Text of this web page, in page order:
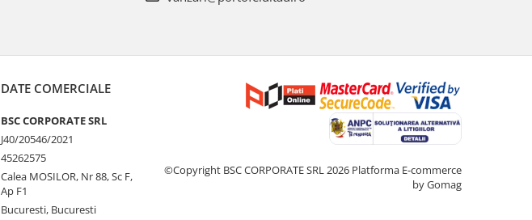
DATE COMERCIALE
BSC CORPORATE SRL
J40/20546/2021
45262575
Calea MOSILOR, Nr 88, Sc F,
Ap F1
Bucuresti, Bucuresti
©Copyright BSC CORPORATE SRL 2026 Platforma E-commerce
by Gomag